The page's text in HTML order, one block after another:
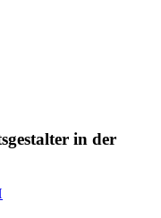
in der